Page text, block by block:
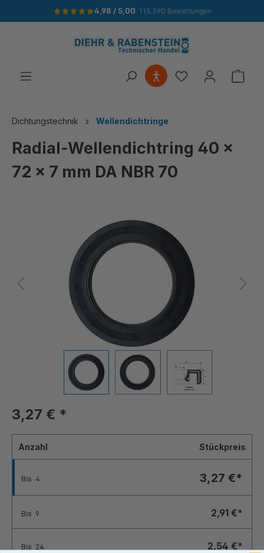
springen 4,98 / 5,00· 115.390 Bewertungen
Dichtungstechnik Wellendichtringe
Radial-Wellendichtring 40 x
72 x 7 mm DA NBR 70
Bildergalerie überspringen
3,27 € *
Anzahl Stückpreis
Bis 4 3,27 €*
Bis 9 2,91 €*
Bis 24 2,54 €*